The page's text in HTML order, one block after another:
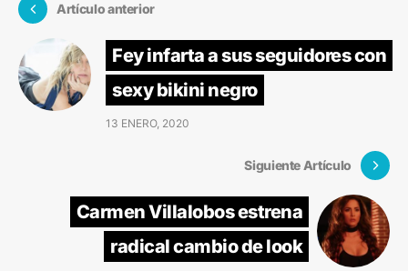
Artículo anterior
Fey infarta a sus seguidores con
sexy bikini negro
13 ENERO, 2020
Siguiente Artículo
Carmen Villalobos estrena
radical cambio de look